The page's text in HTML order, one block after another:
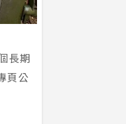
長期
頁公